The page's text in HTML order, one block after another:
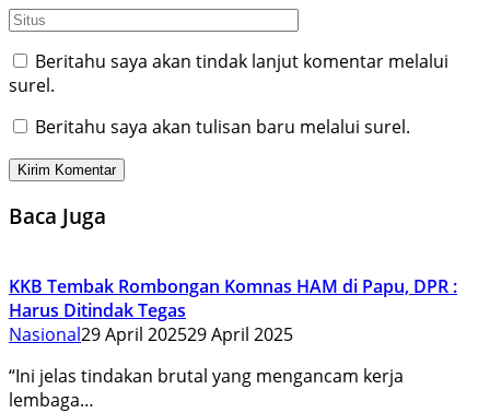
Beritahu saya akan tindak lanjut komentar melalui
surel.
Beritahu saya akan tulisan baru melalui surel.
Baca Juga
KKB Tembak Rombongan Komnas HAM di Papu, DPR :
Harus Ditindak Tegas
Nasional29 April 202529 April 2025
“Ini jelas tindakan brutal yang mengancam kerja
lembaga…